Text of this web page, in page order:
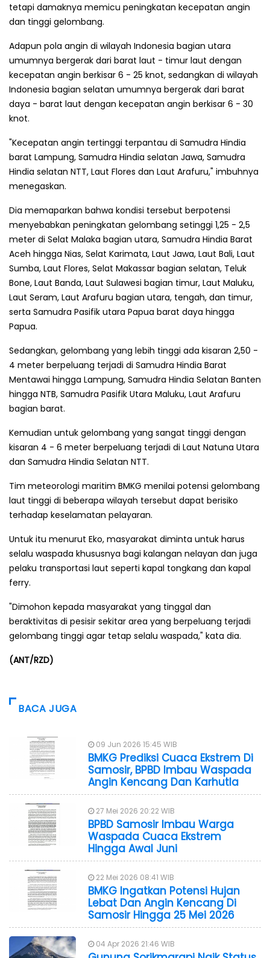
tetapi damaknya memicu peningkatan kecepatan angin
dan tinggi gelombang.
Adapun pola angin di wilayah Indonesia bagian utara
umumnya bergerak dari barat laut - timur laut dengan
kecepatan angin berkisar 6 - 25 knot, sedangkan di wilayah
Indonesia bagian selatan umumnya bergerak dari barat
daya - barat laut dengan kecepatan angin berkisar 6 - 30
knot.
"Kecepatan angin tertinggi terpantau di Samudra Hindia
barat Lampung, Samudra Hindia selatan Jawa, Samudra
Hindia selatan NTT, Laut Flores dan Laut Arafuru," imbuhnya
menegaskan.
Dia memaparkan bahwa kondisi tersebut berpotensi
menyebabkan peningkatan gelombang setinggi 1,25 - 2,5
meter di Selat Malaka bagian utara, Samudra Hindia Barat
Aceh hingga Nias, Selat Karimata, Laut Jawa, Laut Bali, Laut
Sumba, Laut Flores, Selat Makassar bagian selatan, Teluk
Bone, Laut Banda, Laut Sulawesi bagian timur, Laut Maluku,
Laut Seram, Laut Arafuru bagian utara, tengah, dan timur,
serta Samudra Pasifik utara Papua barat daya hingga
Papua.
Sedangkan, gelombang yang lebih tinggi ada kisaran 2,50 -
4 meter berpeluang terjadi di Samudra Hindia Barat
Mentawai hingga Lampung, Samudra Hindia Selatan Banten
hingga NTB, Samudra Pasifik Utara Maluku, Laut Arafuru
bagian barat.
Kemudian untuk gelombang yang sangat tinggi dengan
kisaran 4 - 6 meter berpeluang terjadi di Laut Natuna Utara
dan Samudra Hindia Selatan NTT.
Tim meteorologi maritim BMKG menilai potensi gelombang
laut tinggi di beberapa wilayah tersebut dapat berisiko
terhadap keselamatan pelayaran.
Untuk itu menurut Eko, masyarakat diminta untuk harus
selalu waspada khususnya bagi kalangan nelayan dan juga
pelaku transportasi laut seperti kapal tongkang dan kapal
ferry.
"Dimohon kepada masyarakat yang tinggal dan
beraktivitas di pesisir sekitar area yang berpeluang terjadi
gelombang tinggi agar tetap selalu waspada," kata dia.
(ANT/RZD)
BACA JUGA
09 Jun 2026 15:45 WIB
BMKG Prediksi Cuaca Ekstrem Di
Samosir, BPBD Imbau Waspada
Angin Kencang Dan Karhutla
27 Mei 2026 20:22 WIB
BPBD Samosir Imbau Warga
Waspada Cuaca Ekstrem
Hingga Awal Juni
22 Mei 2026 08:41 WIB
BMKG Ingatkan Potensi Hujan
Lebat Dan Angin Kencang Di
Samosir Hingga 25 Mei 2026
04 Apr 2026 21:46 WIB